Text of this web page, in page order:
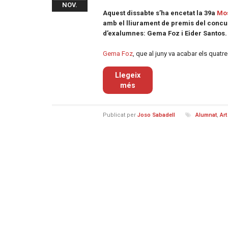
NOV.
Aquest dissabte s’ha encetat la 39a
amb el lliurament de premis del
d’exalumnes: Gema Foz i Eider Santos.
Gema Foz, que al juny va acabar els
Llegeix
més
Publicat per Joso Sabadell Alumnat,